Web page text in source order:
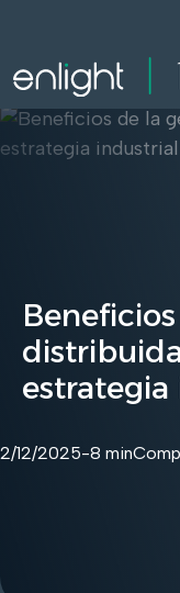
2/12/2025-8 min